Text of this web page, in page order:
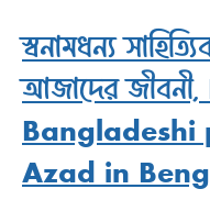
স্বনামধন্য
আজাদের
Bangladeshi
Azad in